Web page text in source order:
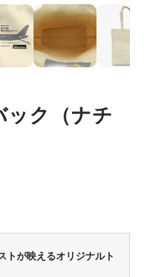
ク（ナチ
トが映えるオリジナルト